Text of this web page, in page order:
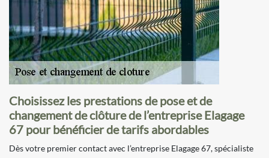
Choisissez les prestations de pose et de
changement de clôture de l’entreprise Elagage
67 pour bénéficier de tarifs abordables
Dès votre premier contact avec l’entreprise Elagage 67, spécialiste